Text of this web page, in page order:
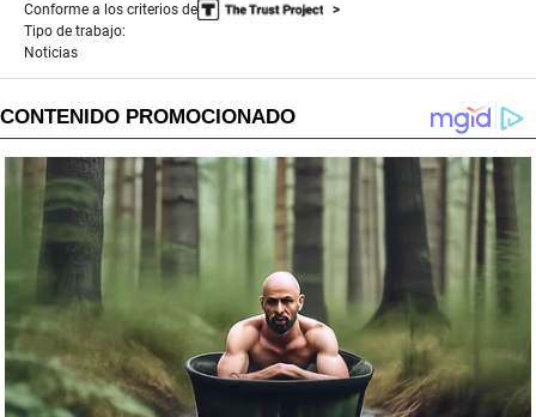
Conforme a los criterios de
Tipo de trabajo:
Noticias